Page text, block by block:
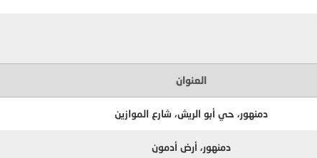
العنوان
دمنهور، حي أبو الريش، شارع الموازين
دمنهور، أرض أدمون